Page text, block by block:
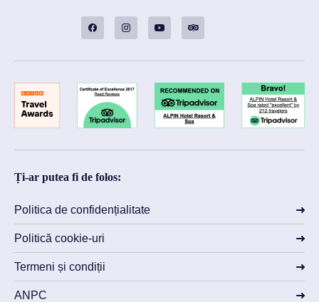
Ți-ar putea fi de folos:
Politica de confidențialitate
Politică cookie-uri
Termeni și condiții
ANPC